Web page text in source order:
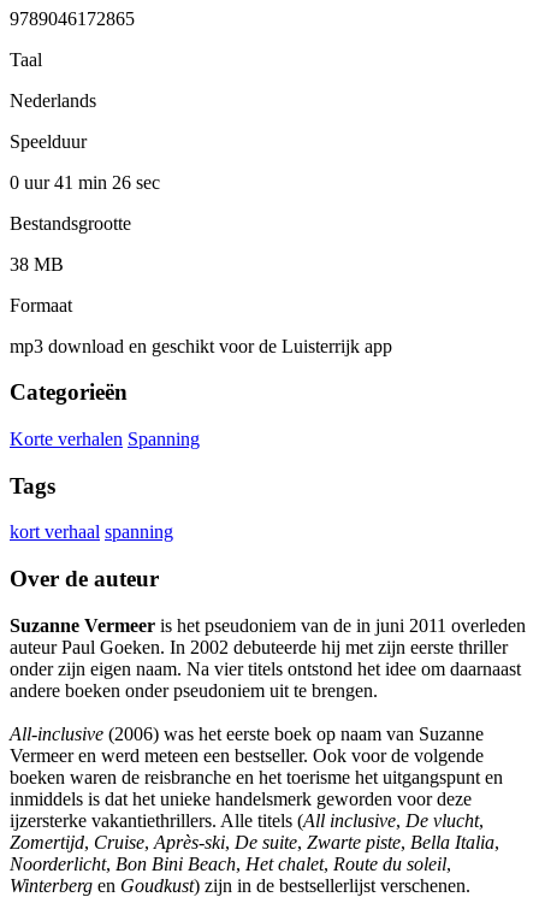
9789046172865
Taal
Nederlands
Speelduur
0 uur 41 min 26 sec
Bestandsgrootte
38 MB
Formaat
mp3 download en geschikt voor de Luisterrijk app
Categorieën
Korte verhalen Spanning
Tags
kort verhaal spanning
Over de auteur
Suzanne Vermeer is het pseudoniem van de in juni 2011 overleden
auteur Paul Goeken. In 2002 debuteerde hij met zijn eerste thriller
onder zijn eigen naam. Na vier titels ontstond het idee om daarnaast
andere boeken onder pseudoniem uit te brengen.
All-inclusive (2006) was het eerste boek op naam van Suzanne
Vermeer en werd meteen een bestseller. Ook voor de volgende
boeken waren de reisbranche en het toerisme het uitgangspunt en
inmiddels is dat het unieke handelsmerk geworden voor deze
ijzersterke vakantiethrillers. Alle titels (All inclusive, De vlucht,
Zomertijd, Cruise, Après-ski, De suite, Zwarte piste, Bella Italia,
Noorderlicht, Bon Bini Beach, Het chalet, Route du soleil,
Winterberg en Goudkust) zijn in de bestsellerlijst verschenen.